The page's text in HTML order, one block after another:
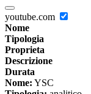
youtube.com
Nome
Tipologia
Proprieta
Descrizione
Durata
Nome: YSC